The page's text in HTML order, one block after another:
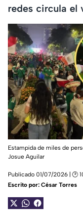
redes circula el
Estampida de miles de
Josue Aguilar
Publicado 01/07/2026 | 🕑
Escrito por: César Torres